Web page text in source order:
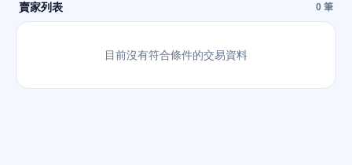
賣家列表 0 筆
目前沒有符合條件的交易資料